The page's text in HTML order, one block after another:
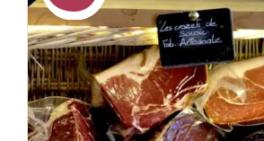
AJOUTER AU PANIER
/
DÉTAILS